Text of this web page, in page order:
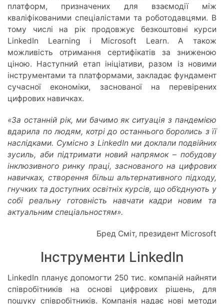
платформ, призначених для взаємодії між
кваліфікованими спеціалістами та роботодавцями. В
тому числі на рік продовжує безкоштовні курси
LinkedIn Learning і Microsoft Learn. А також
можливість отримання сертифікатів за зниженою
ціною. Наступний етап ініціативи, разом із новими
інструментами та платформами, закладає фундамент
сучасної економіки, заснованої на перевірених
цифрових навичках.
«За останній рік, ми бачимо як ситуація з пандемією
вдарила по людям, котрі до останнього боролись з її
наслідками. Сумісно з LinkedIn ми доклали подвійних
зусиль, аби підтримати новий напрямок – побудову
інклюзивного ринку праці, заснованого на цифрових
навичках, створення більш альтернативного підходу,
гнучких та доступних освітніх курсів, що об’єднують у
собі реальну готовність навчати кадри новим та
актуальним спеціальностям».
Бред Сміт, президент Microsoft
Інструменти LinkedIn
LinkedIn планує допомогти 250 тис. компаній найняти
співробітників на основі цифрових рішень, для
пошуку співробітників. Компанія надає нові методи